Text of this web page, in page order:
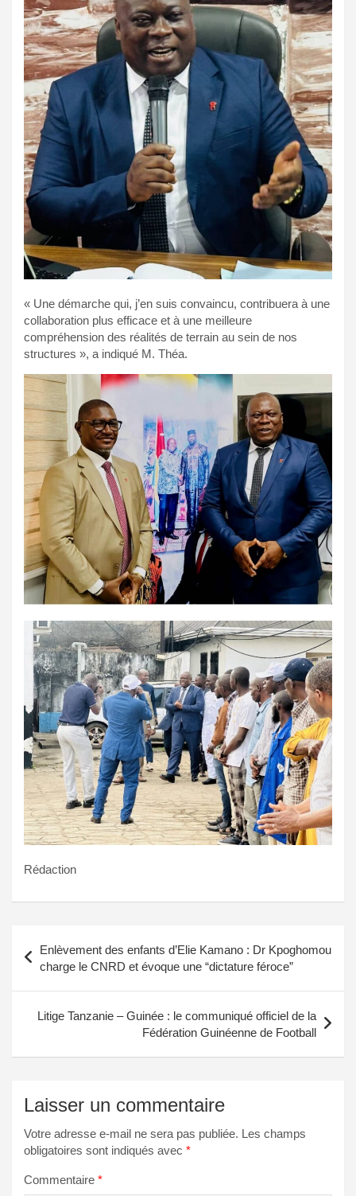
« Une démarche qui, j’en suis convaincu, contribuera à une
collaboration plus efficace et à une meilleure
compréhension des réalités de terrain au sein de nos
structures », a indiqué M. Théa.
Rédaction
de
l’article
Enlèvement des enfants d’Elie Kamano : Dr Kpoghomou
charge le CNRD et évoque une “dictature féroce”
Litige Tanzanie – Guinée : le communiqué officiel de la
Fédération Guinéenne de Football
Laisser un commentaire
Votre adresse e-mail ne sera pas publiée. Les champs
obligatoires sont indiqués avec *
Commentaire *